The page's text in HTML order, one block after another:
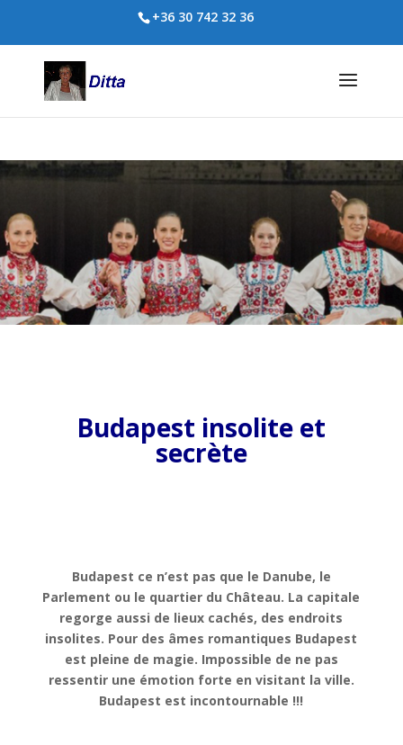
+36 30 742 32 36
Budapest insolite et
secrète
Budapest ce n’est pas que le Danube, le
Parlement ou le quartier du Château. La capitale
regorge aussi de lieux cachés, des endroits
insolites. Pour des âmes romantiques Budapest
est pleine de magie. Impossible de ne pas
ressentir une émotion forte en visitant la ville.
Budapest est incontournable !!!